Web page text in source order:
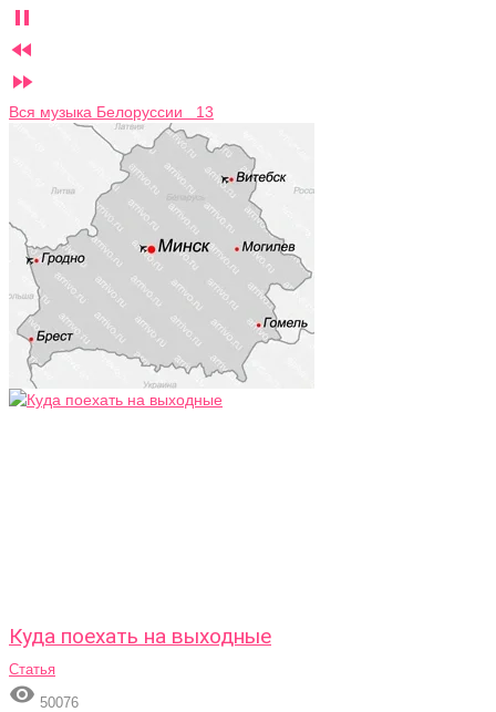



Вся музыка Белоруссии 13
Куда поехать на выходные
Статья
 50076